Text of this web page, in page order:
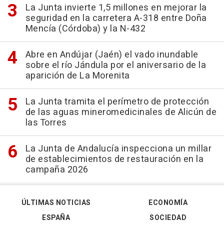
La Junta invierte 1,5 millones en mejorar la
seguridad en la carretera A-318 entre Doña
Mencía (Córdoba) y la N-432
Abre en Andújar (Jaén) el vado inundable
sobre el río Jándula por el aniversario de la
aparición de La Morenita
La Junta tramita el perímetro de protección
de las aguas mineromedicinales de Alicún de
las Torres
La Junta de Andalucía inspecciona un millar
de establecimientos de restauración en la
campaña 2026
ÚLTIMAS NOTICIAS
ESPAÑA
ECONOMÍA
SOCIEDAD